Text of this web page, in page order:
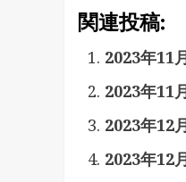
関連投稿:
2023年11
2023年11
2023年12
2023年12